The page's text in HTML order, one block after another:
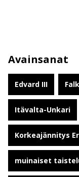
Avainsanat
Edvard III
Itävalta-Unkari
Korkeajännitys
muinaiset